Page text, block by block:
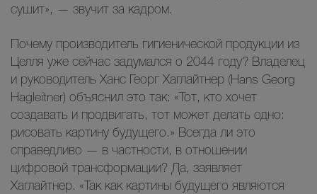
сушит», — звучит за кадром.
Почему производитель гигиенической продукции из
Целля уже сейчас задумался о 2044 году? Владелец
и руководитель Ханс Георг Хаглайтнер (Hans Georg
Hagleitner) объяснил это так: «Тот, кто хочет
создавать и продвигать, тот может делать одно:
рисовать картину будущего.» Всегда ли это
справедливо — в частности, в отношении
цифровой трансформации? Да, заявляет
Хаглайтнер. «Так как картины будущего являются